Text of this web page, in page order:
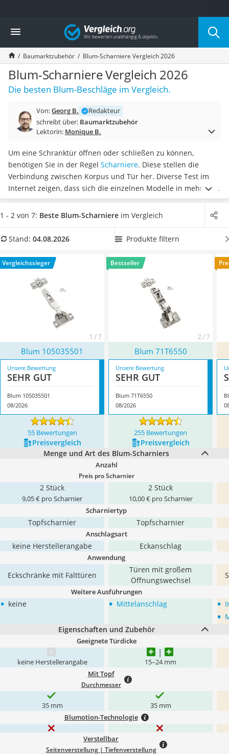
Die beliebtesten Vergleiche nach Kategorie
Baumarkt
Tresor feuerfest
Makita-Akku-Rasenmäher
Kappsäge
Smartes Türschloss
Akku-Rasentrimmer
Feuchtigkeitsmessgerät
Split-Klimaanlage 2 Innengeräte
Pelletofen
Tiefbrunnenpumpe
Fliesenschneider
Hochdruckreiniger
Doppelschleifer
Überwachungskamera
Benzinrasenmäher mit Elektrostart
Löschdecke
Winterharte Palmen
Gasdurchlauferhitzer
Vergleich
Baumarktzubehör Blum-Scharniere Vergleich 2026
Blum-Scharniere Vergleich 2026
Die besten Blum-Beschläge im Vergleich.
Von:Georg B.
Redakteur
schreibt über: Baumarktzubehör
Lektorin: Monique B.
Um eine Schranktür öffnen oder schließen zu können,
benötigen Sie in der Regel Scharniere. Diese stellen die
Verbindung zwischen Korpus und Tür her. Diverse Test im
Internet zeigen, dass sich die einzelnen Modelle in mehreren
Eigenschaften unterscheiden. Dazu zählt unter anderem,
dass manche Möbelscharniereüber einen integrierten
teilweise Abweichungen.
Wählen Sie jetzt aus unserer
Blumotion-Technologie
und sorgen Sie dafür, dass ein lautes
Knallen von Schranktüren der Vergangenheit angehört.
Überzeugt hat uns hier im August 2026 besonders das
Blum 105035501 mit seinen Eigenschaften.
1 - 2 von 7: Beste Blum-Scharniere im Vergleich
Stand: 04.08.2026 Produkte filtern
Vergleichssieger
1 / 7
Bestseller
2 / 7
Blum 105035501 Blum 71T6550
Unsere Bewertung
SEHR GUT
Blum 105035501
08/2026
Unsere Bewertung
SEHR GUT
Blum 71T6550
08/2026
55 Bewertungen 255 Bewertungen
Preis­vergleich
Preis­vergleich
Menge und Art des Blum-Scharniers
Anzahl
Preis pro Scharnier
2 Stück
9,05 € pro Scharnier
2 Stück
10,00 € pro Scharnier
Scharniertyp
Topfscharnier Topfscharnier
Anschlagsart
keine Herstellerangabe Eckanschlag
Anwendung
Eckschränke mit Falttüren
Türen mit großem
Öffnungswechsel
Weitere Ausführungen
• keine • Mittelanschlag •
•
Eigenschaften und Zubehör
Geeignete Türdicke
keine Herstellerangabe 15–24 mm
Mit Topf
Durchmesser
35 mm 35 mm
Blumotion-Technologie
Verstellbar
Seitenverstellung | Tiefenverstellung